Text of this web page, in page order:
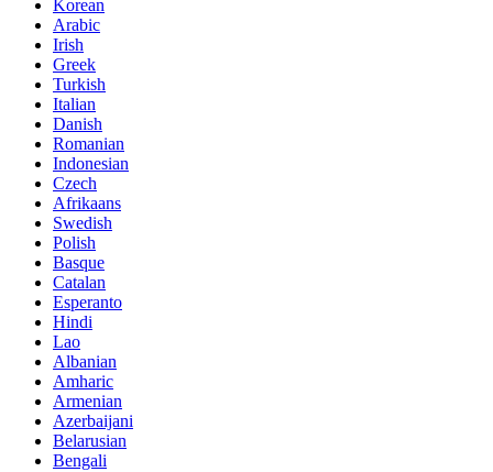
Korean
Arabic
Irish
Greek
Turkish
Italian
Danish
Romanian
Indonesian
Czech
Afrikaans
Swedish
Polish
Basque
Catalan
Esperanto
Hindi
Lao
Albanian
Amharic
Armenian
Azerbaijani
Belarusian
Bengali